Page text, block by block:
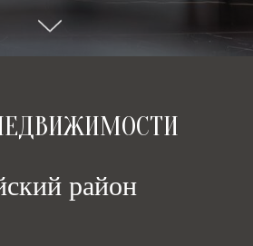
район